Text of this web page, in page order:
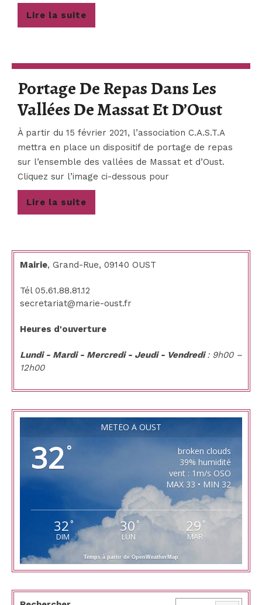
DU
GARBET
Lire la suite
la
Portage De Repas Dans Les
Vallées De Massat Et D’Oust
De
Dans
À partir du 15 février 2021, l’association C.A.S.T.A
mettra en place un dispositif de portage de repas
sur l’ensemble des vallées de Massat et d’Oust.
Cliquez sur l’image ci-dessous pour
Lire la suite
la
Mairie, Grand-Rue, 09140 OUST
Tél 05.61.88.81.12
secretariat@marie-oust.fr
Heures d'ouverture
Lundi - Mardi - Mercredi - Jeudi - Vendredi: 9h00 –
12h00
MÉTÉO À OUST
32 °
broken clouds
39% humidité
vent : 1m/s OSO
MAX 33 • MIN 32
32°
DIM
30°
LUN
29 °
MAR
Temps à partir de OpenWeatherMap